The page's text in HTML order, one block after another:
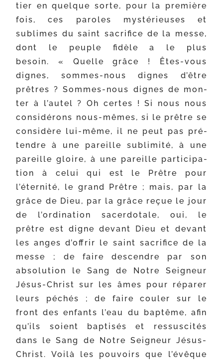
tier en quelque sorte, pour la pre­mière
fois, ces paroles mys­té­rieuses et
sublimes du saint sacri­fice de la messe,
dont le peuple fidèle a le plus
besoin.« Quelle grâce ! Êtes-​vous
dignes, sommes-​nous dignes d’être
prêtres ? Sommes-​nous dignes de mon­
ter à l’autel ? Oh certes ! Si nous nous
consi­dé­rons nous-​mêmes, si le prêtre se
consi­dère lui-​même, il ne peut pas pré­
tendre à une pareille subli­mi­té, à une
pareille gloire, à une pareille par­ti­ci­pa­
tion à celui qui est le Prêtre pour
l’éternité, le grand Prêtre ; mais, par la
grâce de Dieu, par la grâce reçue le jour
de l’ordination sacer­do­tale, oui, le
prêtre est digne devant Dieu et devant
les anges d’offrir le saint sacri­fice de la
messe ; de faire des­cendre par son
abso­lu­tion le Sang de Notre Seigneur
Jésus-​Christ sur les âmes pour répa­rer
leurs péchés ; de faire cou­ler sur le
front des enfants l’eau du bap­tême, afin
qu’ils soient bap­ti­sés et res­sus­ci­tés
dans le Sang de Notre Seigneur Jésus-​
Christ. Voilà les pou­voirs que l’évêque